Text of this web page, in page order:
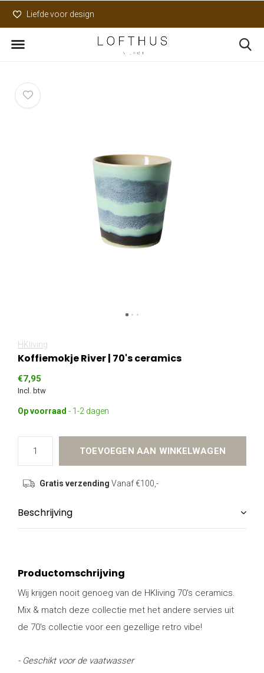
Liefde voor design
HKliving
Koffiemokje River | 70's ceramics
€7,95
Incl. btw
Op voorraad - 1-2 dagen
TOEVOEGEN AAN WINKELWAGEN
Gratis verzending Vanaf €100,-
Beschrijving
Productomschrijving
Wij krijgen nooit genoeg van de HKliving 70's ceramics.
Mix & match deze collectie met het andere servies uit
de 70's collectie voor een gezellige retro vibe!
- Geschikt voor de vaatwasser